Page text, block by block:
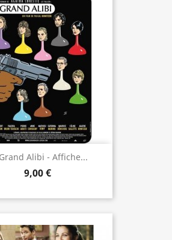
Alibi - Affiche...
9,00 €